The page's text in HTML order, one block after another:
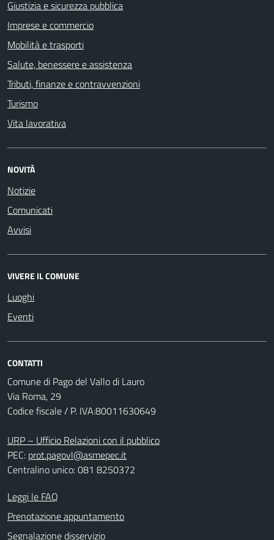
Giustizia e sicurezza pubblica
Imprese e commercio
Mobilità e trasporti
Salute, benessere e assistenza
Tributi, finanze e contravvenzioni
Turismo
Vita lavorativa
NOVITÀ
Notizie
Comunicati
Avvisi
VIVERE IL COMUNE
Luoghi
Eventi
CONTATTI
Comune di Pago del Vallo di Lauro
Via Roma, 29
Codice fiscale / P. IVA:80011630649
URP – Ufficio Relazioni con il pubblico
PEC: prot.pagovl@asmepec.it
Centralino unico: 081 8250372
Leggi le FAQ
Prenotazione appuntamento
Segnalazione disservizio